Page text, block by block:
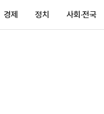
경제 정치 사회·전국